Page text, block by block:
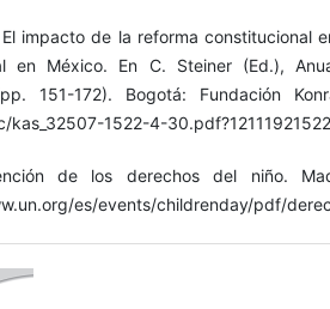
impacto de la reforma constitucional
en México. En C. Steiner (Ed.),
151-172). Bogotá: Fundación
1522-4-
de los derechos del niño.
es/events/childrenday/pdf/